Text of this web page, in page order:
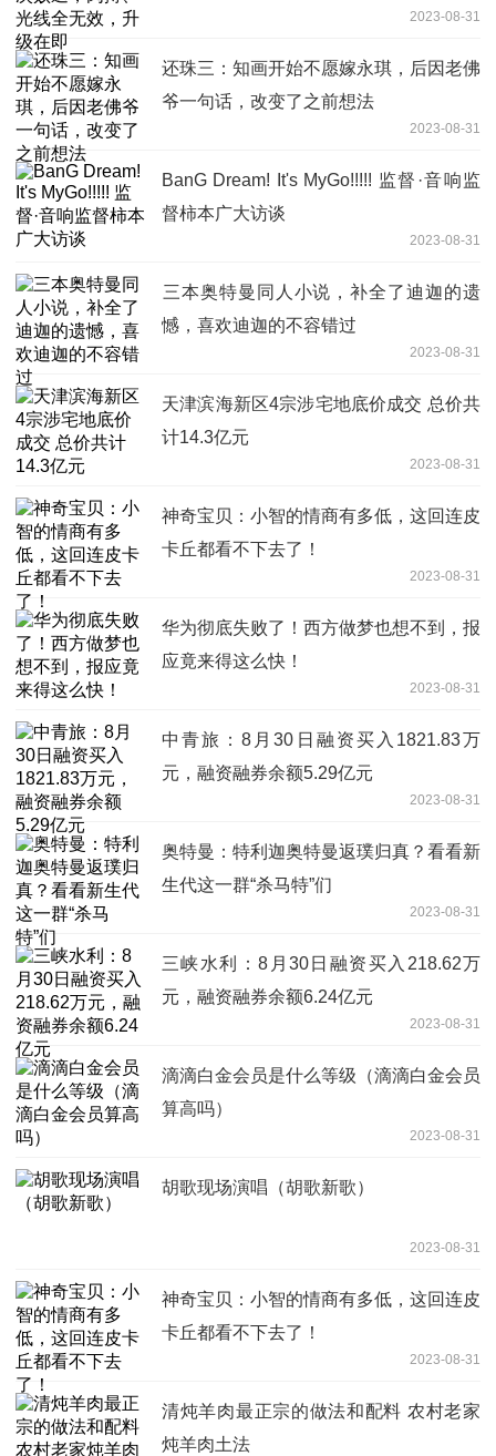
2023-08-31
还珠三：知画开始不愿嫁永琪，后因老佛
爷一句话，改变了之前想法
2023-08-31
BanG Dream! It's MyGo!!!!! 监督·音响监
督柿本广大访谈
2023-08-31
​三本奥特曼同人小说，补全了迪迦的遗
憾，喜欢迪迦的不容错过
2023-08-31
天津滨海新区4宗涉宅地底价成交 总价共
计14.3亿元
2023-08-31
神奇宝贝：小智的情商有多低，这回连皮
卡丘都看不下去了！
2023-08-31
华为彻底失败了！西方做梦也想不到，报
应竟来得这么快！
2023-08-31
中青旅：8月30日融资买入1821.83万
元，融资融券余额5.29亿元
2023-08-31
奥特曼：特利迦奥特曼返璞归真？看看新
生代这一群“杀马特”们
2023-08-31
三峡水利：8月30日融资买入218.62万
元，融资融券余额6.24亿元
2023-08-31
滴滴白金会员是什么等级（滴滴白金会员
算高吗）
2023-08-31
胡歌现场演唱（胡歌新歌）
2023-08-31
神奇宝贝：小智的情商有多低，这回连皮
卡丘都看不下去了！
2023-08-31
清炖羊肉最正宗的做法和配料 农村老家
炖羊肉土法